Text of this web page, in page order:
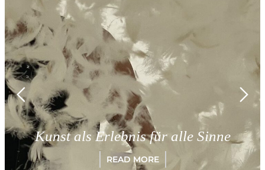
Kunst als Erlebnis für alle Sinne
READ MORE